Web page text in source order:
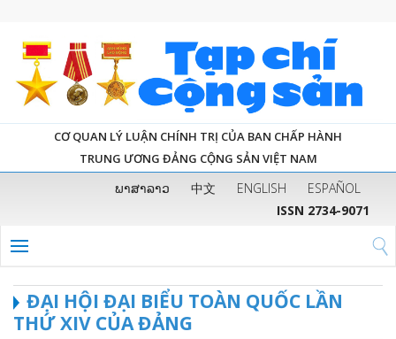
CƠ QUAN LÝ LUẬN CHÍNH TRỊ CỦA BAN CHẤP HÀNH
TRUNG ƯƠNG ĐẢNG CỘNG SẢN VIỆT NAM
ພາສາລາວ 中文 ENGLISH
ESPAÑOL
ISSN 2734-9071
ĐẠI HỘI ĐẠI BIỂU TOÀN QUỐC LẦN
THỨ XIV CỦA ĐẢNG